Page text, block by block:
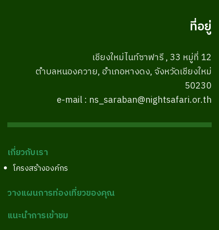
ที่อยู่
เชียงใหม่ไนท์ซาฟารี , 33 หมู่ที่ 12
ตำบลหนองควาย, อำเภอหางดง, จังหวัดเชียงใหม่
50230
e-mail : ns_saraban@nightsafari.or.th
เกี่ยวกับเรา
โครงสร้างองค์กร
วางแผนการท่องเที่ยวของคุณ
แนะนำการเข้าชม